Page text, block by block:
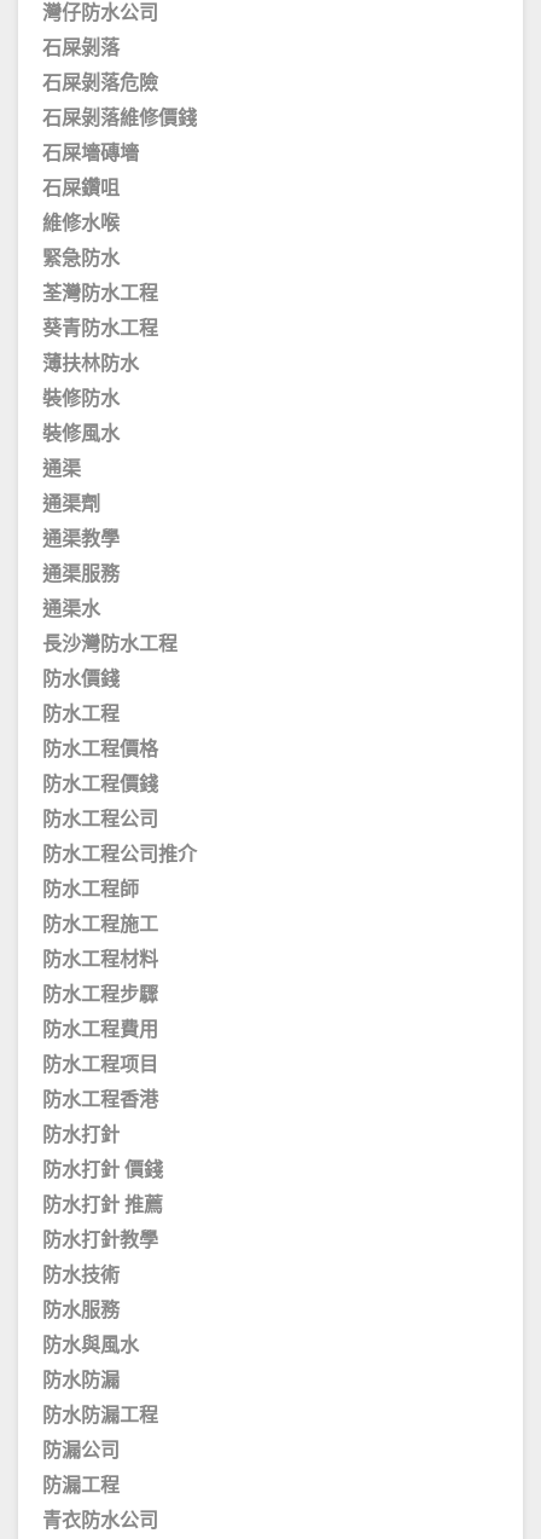
灣仔防水公司
石屎剝落
石屎剝落危險
石屎剝落維修價錢
石屎墻磚墻
石屎鑽咀
維修水喉
緊急防水
荃灣防水工程
葵青防水工程
薄扶林防水
裝修防水
裝修風水
通渠
通渠劑
通渠教學
通渠服務
通渠水
長沙灣防水工程
防水價錢
防水工程
防水工程價格
防水工程價錢
防水工程公司
防水工程公司推介
防水工程師
防水工程施工
防水工程材料
防水工程步驟
防水工程費用
防水工程项目
防水工程香港
防水打針
防水打針 價錢
防水打針 推薦
防水打針教學
防水技術
防水服務
防水與風水
防水防漏
防水防漏工程
防漏公司
防漏工程
青衣防水公司